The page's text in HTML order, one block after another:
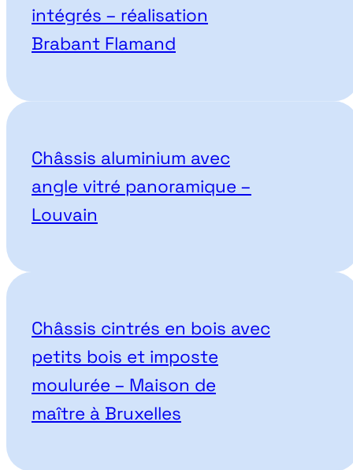
intégrés – réalisation
Brabant Flamand
Châssis aluminium avec
angle vitré panoramique –
Louvain
Châssis cintrés en bois avec
petits bois et imposte
moulurée – Maison de
maître à Bruxelles